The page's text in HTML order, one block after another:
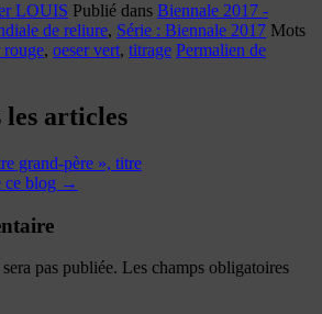
LOUIS Publié dans Biennale 2017 -
de reliure, Série : Biennale 2017 Mots
rouge, oeser vert, titrage Permalien de
les articles
grand-père », titre
ce blog →
pas publiée. Les champs obligatoires